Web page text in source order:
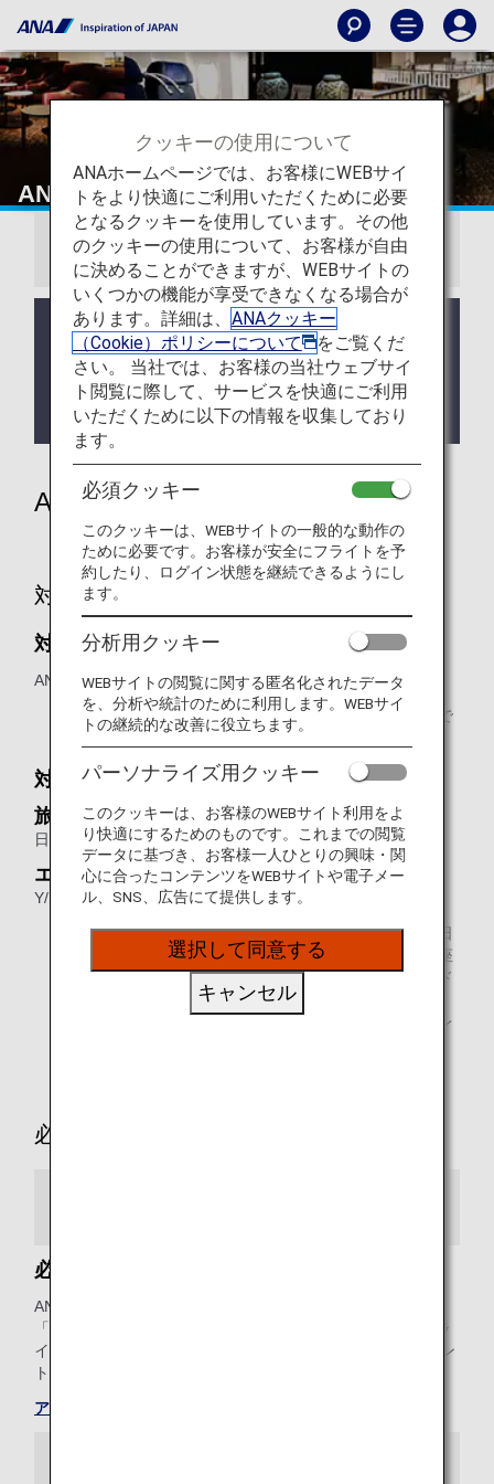
ANA国際線アップグレード特典
お知らせ
アップグレードポイントのご提供は2026年度のプレ
ミアムメンバーならびにスーパーフライヤーズ本会
員の方へのご提供をもって終了いたします。詳しく
はアップグレードポイントのサービス終了について
をご確認ください。
ANA国際線アップグレード特典
対象便・対象予約クラス
対象便
ANA国際線
ANA便名で他社が運航するコードシェア便や他社便名で
ANAが運航するコードシェア便はご利用できません。
対象予約クラス
旅程開始エリア
日本地区旅程開始/日本地区以外の旅程開始
エコノミークラスからプレミアムエコノミー
Y/B/M/U/H/Q/V
ANA「ダイヤモンドサービス」メンバーのお客様は当日
空席があり、アップグレードの要件（上位クラスのお座
席、お食事など）が整った場合に限り、アップグレード
の対象とならない予約クラスでご購入の場合でも、2倍
のアップグレードポイントご利用によって、アップグレ
必要マイル数・必要ポイント数
必要ポイント数
ANA「ダイヤモンドサービス」・「プラチナサービス」・
「ブロンズサービス」各メンバーおよび、ANAスーパーフラ
イヤーズ会員のお客様は、2020年度のアップグレードポイン
トでのアップグレードを承ります。
アップグレードポイントとは
クッキーの使用について
ANAホームページでは、お客様にWEBサイ
トをより快適にご利用いただくために必要
となるクッキーを使用しています。その他
のクッキーの使用について、お客様が自由
に決めることができますが、WEBサイトの
いくつかの機能が享受できなくなる場合が
あります。詳細は、 ANAクッキー
（Cookie）ポリシーについて
をご覧くだ
さい。 当社では、お客様の当社ウェブサイ
ト閲覧に際して、サービスを快適にご利用
いただくために以下の情報を収集しており
ます。
必須クッキー
このクッキーは、WEBサイトの一般的な動作の
ために必要です。お客様が安全にフライトを予
約したり、ログイン状態を継続できるようにし
ます。
分析用クッキー
WEBサイトの閲覧に関する匿名化されたデータ
を、分析や統計のために利用します。WEBサイ
トの継続的な改善に役立ちます。
パーソナライズ用クッキー
このクッキーは、お客様のWEBサイト利用をよ
り快適にするためのものです。これまでの閲覧
データに基づき、お客様一人ひとりの興味・関
心に合ったコンテンツをWEBサイトや電子メー
ル、SNS、広告にて提供します。
選択して同意する
キャンセル